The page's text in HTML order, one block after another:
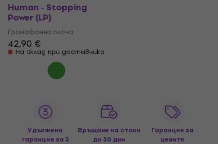
Human - Stopping
Power (LP)
Грамофонна плоча
42,90 €
На склад при доставчика
Удължена
гаранция за 3
Връщане на стоки
до 30 дни
Гаранция за
цените